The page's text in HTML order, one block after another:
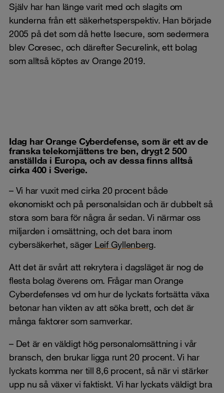
Själv har han länge varit med och slagits om
kunderna från ett säkerhetsperspektiv. Han började
2005 på det som då hette Isecure, som sedermera
blev Coresec, och därefter Securelink, ett bolag
som alltså köptes av Orange 2019.
Idag har Orange Cyberdefense, som är ett av de
franska telekomjättens tre ben, drygt 2 500
anställda i Europa, och av dessa finns alltså
cirka 400 i Sverige.
– Vi har vuxit med cirka 20 procent både
ekonomiskt och på personalsidan och är dubbelt så
stora som bara för några år sedan. Vi närmar oss
miljarden i omsättning, och det bara inom
cybersäkerhet, säger Leif Gyllenberg.
Att det är svårt att rekrytera i dagsläget är nog de
flesta bolag överens om. Frågar man Orange
Cyberdefenses vd om hur de lyckats fortsätta växa
betonar han vikten av att söka brett, och det är
många faktorer som samverkar.
– Det är en väldigt hög personalomsättning i vår
bransch, den brukar ligga runt 20 procent. Vi har
lyckats komma ner till 8,6 procent, så när vi stärker
upp nu så växer vi faktiskt. Vi har lyckats väldigt bra